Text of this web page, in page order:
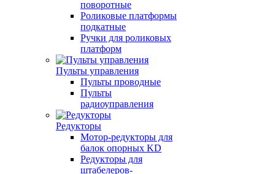
поворотные
Роликовые платформы
подкатные
Ручки для роликовых
платформ
Пульты управления
Пульты проводные
Пульты
радиоуправления
Редукторы
Мотор-редукторы для
балок опорных KD
Редукторы для
штабелеров-